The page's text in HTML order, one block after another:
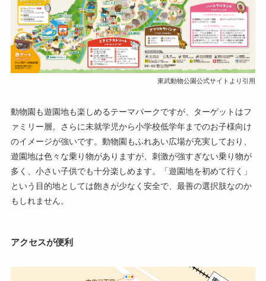
東武動物公園公式サイトより引用
動物園も遊園地も楽しめるテーマパークですが、ターゲットはフ
ァミリー層。さらに未就学児から小学校低学年までのお子様向け
のイメージが強いです。動物園もふれあい広場が充実しており、
遊園地は色々な乗り物がありますが、刺激が強すぎない乗り物が
多く、小さい子供でも十分楽しめます。「遊園地を初めて行く」
という目的地としては飽きが少なく安全で、最善の選択肢なのか
もしれません。
アクセスが便利